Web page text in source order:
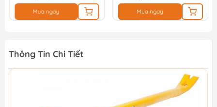
Mua ngay Mua ngay
Thông Tin Chi Tiết